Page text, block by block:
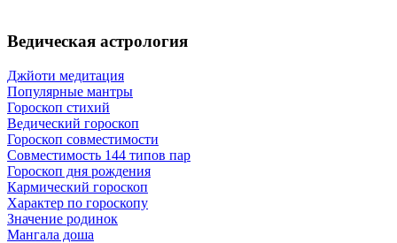
Ведическая астрология
Джйоти медитация
Популярные мантры
Гороскоп стихий
Ведический гороскоп
Гороскоп совместимости
Совместимость 144 типов пар
Гороскоп дня рождения
Кармический гороскоп
Характер по гороскопу
Значение родинок
Мангала доша